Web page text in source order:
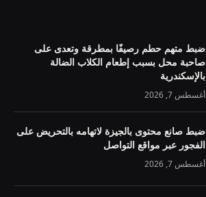
ضبط متهم حطم رصيفًا بمطرقة وتعدى على
صاحبة محل بسبب إطعام الكلاب الضالة
بالإسكندرية
أغسطس 7, 2026
ضبط صانع محتوى بالجيزة لاتهامه بالتحريض على
الفجور عبر مواقع التواصل
أغسطس 7, 2026